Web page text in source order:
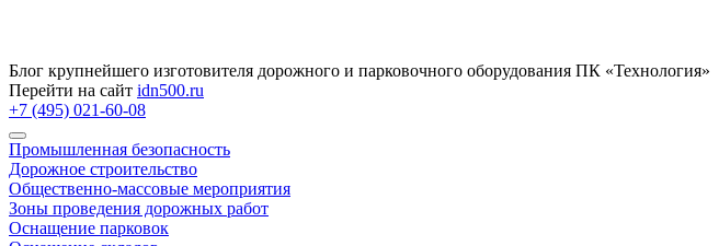
Блог крупнейшего изготовителя дорожного и парковочного оборудования ПК «Технология»
Перейти на сайт idn500.ru
+7 (495) 021-60-08
Промышленная безопасность
Дорожное строительство
Общественно‑массовые мероприятия
Зоны проведения дорожных работ
Оснащение парковок